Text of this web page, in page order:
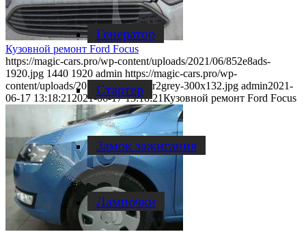
Генератор
Стартер
Замок зажигания
Лампочки
Кузовной ремонт Ford Focus
https://magic-cars.pro/wp-content/uploads/2021/06/852e8ads-
1920.jpg 1440 1920 admin https://magic-cars.pro/wp-
content/uploads/2017/09/magicCar2grey-300x132.jpg admin2021-
06-17 13:18:21 2021-06-17 13:18:21Кузовной ремонт Ford Focus